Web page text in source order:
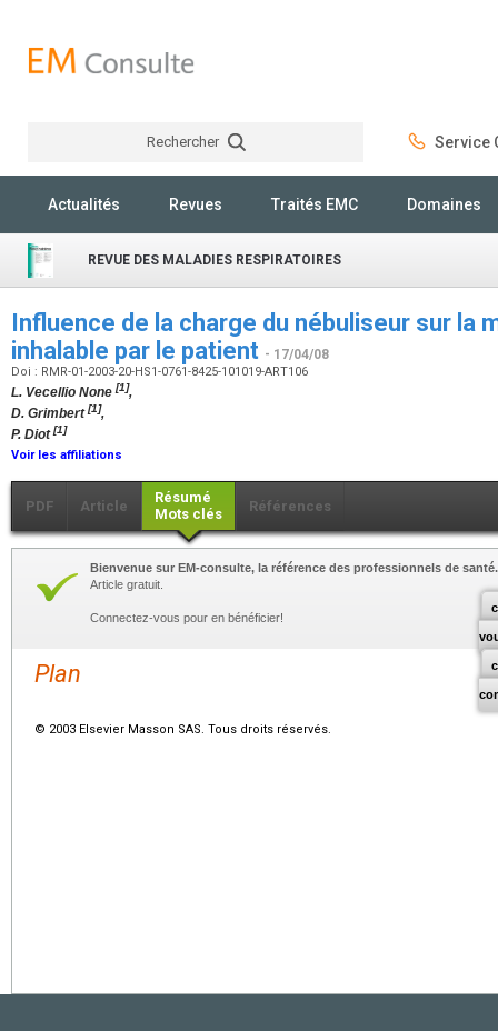
Rechercher Service
Actualités Revues Traités EMC Domaines
REVUE DES MALADIES RESPIRATOIRES
Influence de la charge du nébuliseur sur la
inhalable par le patient - 17/04/08
Doi : RMR-01-2003-20-HS1-0761-8425-101019-ART106
L. Vecellio None [1],
D. Grimbert[1],
P. Diot[1]
Voir les affiliations
PDF Article
Résumé
Mots clés
Références
Bienvenue sur EM-consulte, la référence des professionnels de santé.
Article gratuit.
Connectez-vous pour en bénéficier!
Plan
© 2003 Elsevier Masson SAS. Tous droits réservés.